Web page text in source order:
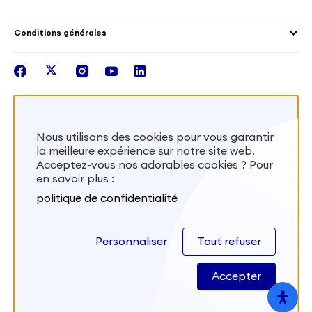
Santé
Les missions de France Volontaires
Intégrer nos équipes
Conditions générales
facebook
twitterinstagram
youtubelinkedin
S'inscrire
Besoin d’aide? Visitez notre foire aux
Nous utilisons des cookies pour vous garantir
la meilleure expérience sur notre site web.
Acceptez-vous nos adorables cookies ? Pour
en savoir plus :
politique de confidentialité
Personnaliser Tout refuser
Accepter